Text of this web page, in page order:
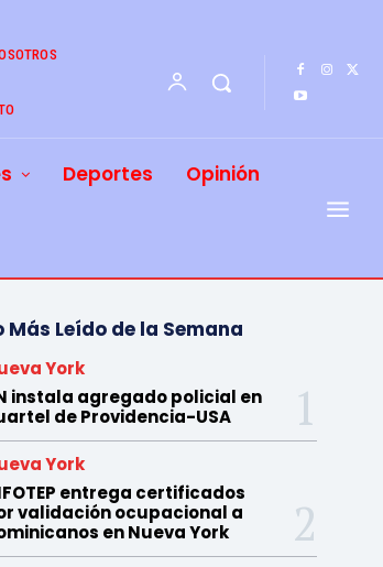
Deportes Opinión
Más Leído de la Semana
York
instala agregado policial en
de Providencia-USA
York
entrega certificados
validación ocupacional a
en Nueva York